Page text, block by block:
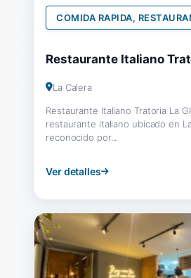
COMIDA RAPIDA,
Restaurante Italiano
La Calera
Restaurante Italiano Tratoria La
restaurante italiano ubicado en La
reconocido por...
Ver detalles